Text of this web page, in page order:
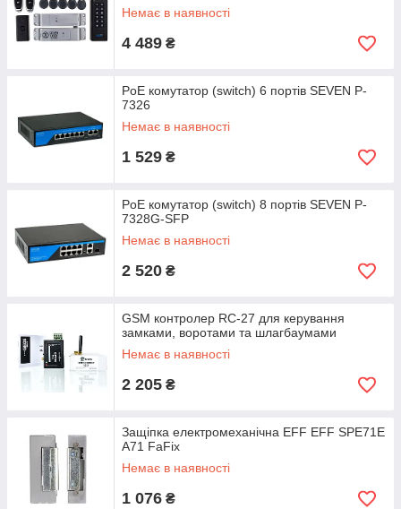
Немає в наявності
4 489 ₴
PoE комутатор (switch) 6 портів SEVEN P-
7326
Немає в наявності
1 529 ₴
PoE комутатор (switch) 8 портів SEVEN P-
7328G-SFP
Немає в наявності
2 520 ₴
GSM контролер RC-27 для керування
замками, воротами та шлагбаумами
Немає в наявності
2 205 ₴
Защіпка електромеханічна EFF EFF SPE71E
A71 FaFix
Немає в наявності
1 076 ₴